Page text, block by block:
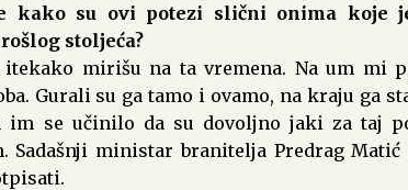
kako su ovi potezi slični onima koje
stoljeća?
mirišu na ta vremena. Na um mi
Gurali su ga tamo i ovamo, na kraju ga
im se učinilo da su dovoljno jaki za taj
Sadašnji ministar branitelja Predrag